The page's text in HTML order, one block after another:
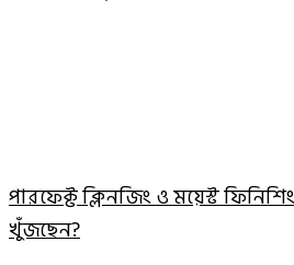
পারফেক্ট ক্লিনজিং ও ময়েস্ট
খুঁজছেন?